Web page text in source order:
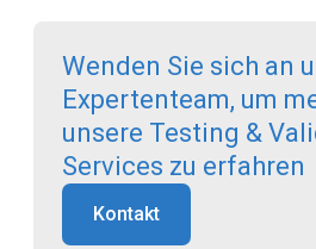
Wenden Sie sich an
Expertenteam, um
unsere Testing &
Services zu erfahren
Kontakt